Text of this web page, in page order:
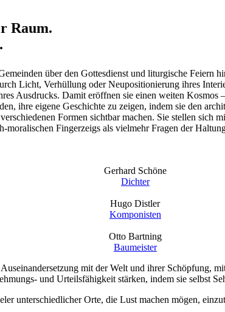
Raum.
über den Gottesdienst und liturgische Feiern
Licht, Verhüllung oder Neupositionierung ihres
Ausdrucks. Damit eröffnen sie einen weiten
ihre eigene Geschichte zu zeigen, indem sie den
Formen sichtbar machen. Sie stellen sich
Fingerzeigs als vielmehr Fragen der
Gerhard Schöne
Dichter
Hugo Distler
Komponisten
Otto Bartning
Baumeister
mit der Welt und ihrer Schöpfung,
und Urteilsfähigkeit stärken, indem sie selbst
unterschiedlicher Orte, die Lust machen mögen,